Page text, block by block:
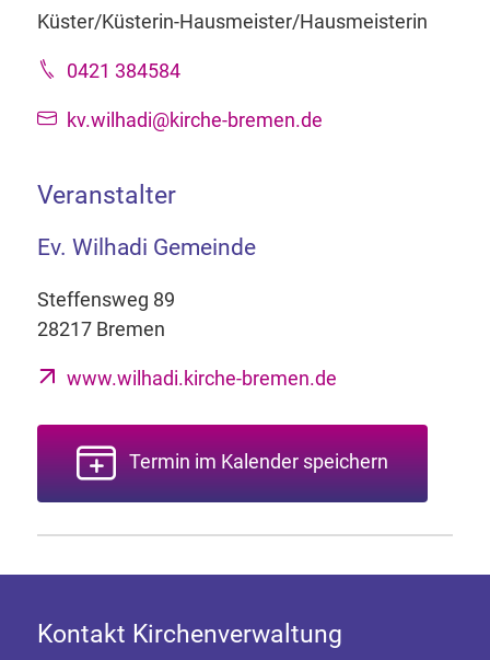
Küster/Küsterin-Hausmeister/Hausmeisterin
0421 384584
kv.wilhadi@kirche-bremen.de
Veranstalter
Ev. Wilhadi Gemeinde
Steffensweg 89
28217 Bremen
www.wilhadi.kirche-bremen.de
Termin im Kalender speichern
Kontakt Kirchenverwaltung